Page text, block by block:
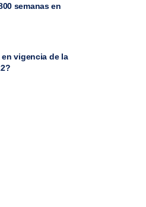
semanas en
vigencia de la